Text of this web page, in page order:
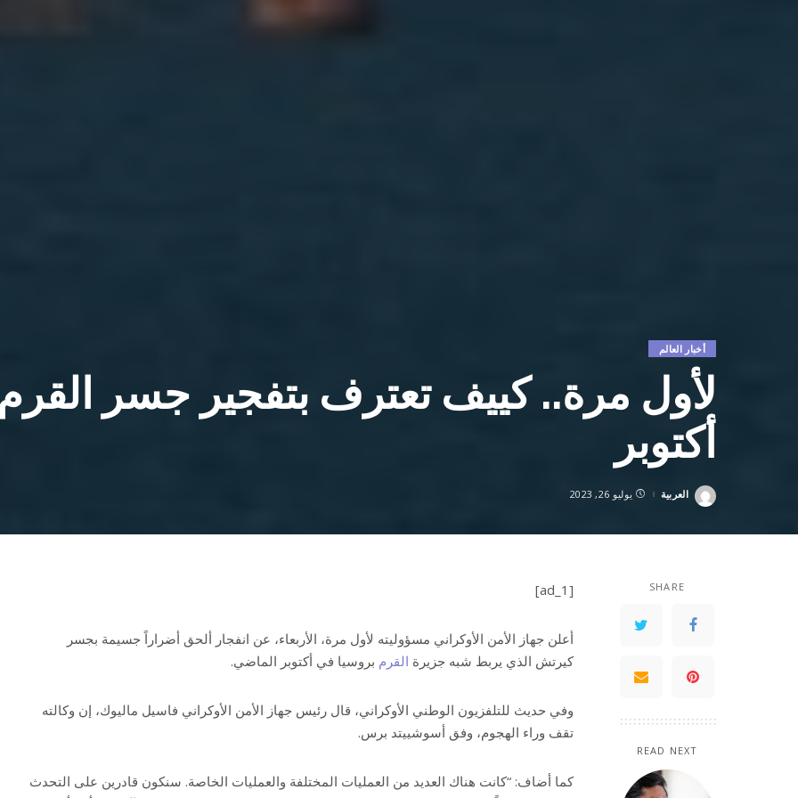
أخبار العالم
لأول مرة.. كييف تعترف بتفجير جسر
أكتوبر
Posted
العربية يوليو 26, 2023
SHARE
READ NEXT
[ad_1]
أعلن جهاز الأمن الأوكراني مسؤوليته لأول مرة، الأربعاء، عن انفجار ألحق أضراراً جسيمة بجسر
كيرتش الذي يربط شبه جزيرة القرم بروسيا في أكتوبر الماضي.
وفي حديث للتلفزيون الوطني الأوكراني، قال رئيس جهاز الأمن الأوكراني فاسيل ماليوك، إن وكالته
تقف وراء الهجوم، وفق أسوشييتد برس.
كما أضاف: “كانت هناك العديد من العمليات المختلفة والعمليات الخاصة. سنكون قادرين على التحدث